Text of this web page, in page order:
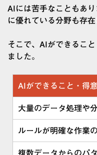
AIには苦手なこともあ
に優れている分野も存在
そこで、AIができるこ
ました。
AIができること・得
大量のデータ処理や
ルールが明確な作業
複数データからのパ